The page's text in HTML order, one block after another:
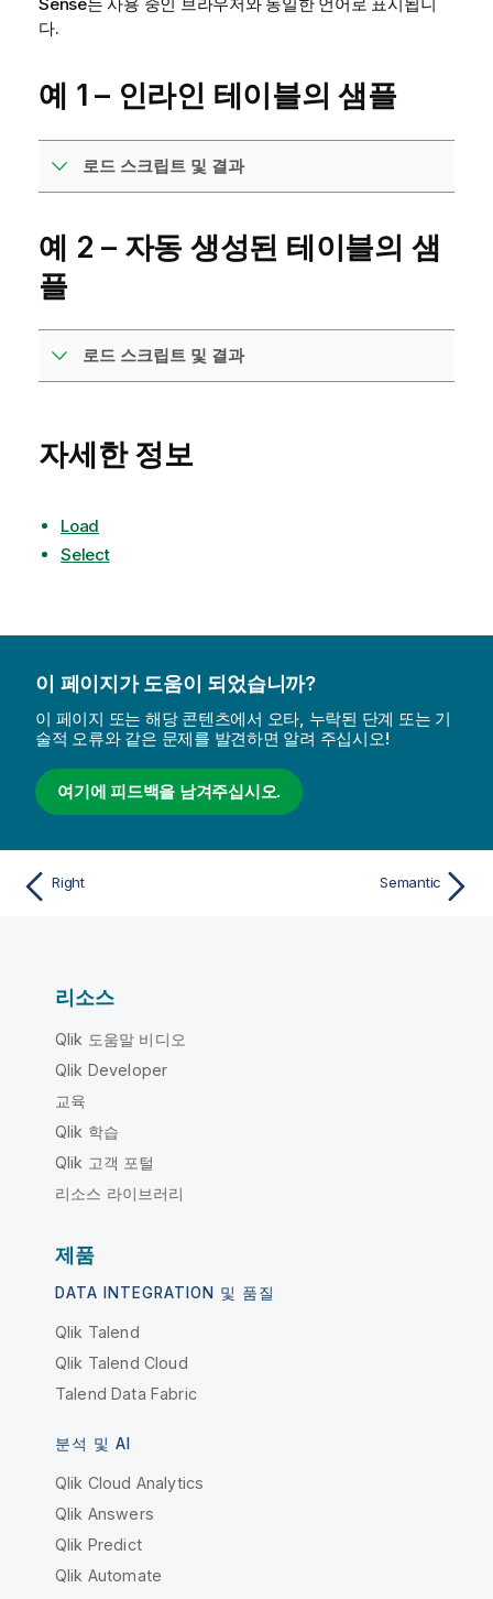
다.
예 1 – 인라인 테이블의 샘플
로드 스크립트 및 결과
예 2 – 자동 생성된 테이블의 샘
플
로드 스크립트 및 결과
자세한 정보
Load
Select
이 페이지가 도움이 되었습니까?
이 페이지 또는 해당 콘텐츠에서 오타, 누락된 단계 또는 기
술적 오류와 같은 문제를 발견하면 알려 주십시오!
여기에 피드백을 남겨주십시오.
Right Semantic
리소스
Qlik 도움말 비디오
Qlik Developer
교육
Qlik 학습
Qlik 고객 포털
리소스 라이브러리
제품
DATA INTEGRATION 및 품질
Qlik Talend
Qlik Talend Cloud
Talend Data Fabric
분석 및 AI
Qlik Cloud Analytics
Qlik Answers
Qlik Predict
Qlik Automate